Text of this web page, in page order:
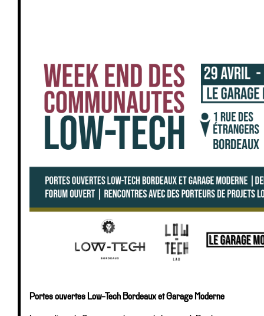
Portes ouvertes Low-Tech Bordeaux et Garage Moderne